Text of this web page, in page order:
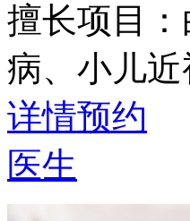
擅长项目：
病、小儿
详情预约
医生